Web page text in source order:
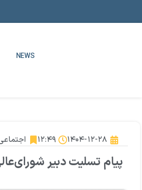
NEWS
۱۴۰۴-۱۲-۲۸ ۱۲:۴۹
پیام تسلیت دبیر